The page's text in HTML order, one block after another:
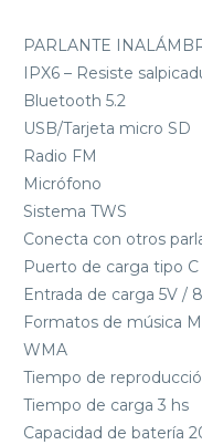
PARLANTE
IPX6 – Resiste
Bluetooth 5.2
USB/Tarjeta micro SD
Radio FM
Micrófono
Sistema TWS
Conecta con otros
Puerto de carga tipo C
Entrada de carga 5V /
Formatos de música
WMA
Tiempo de
Tiempo de carga 3 hs
Capacidad de batería